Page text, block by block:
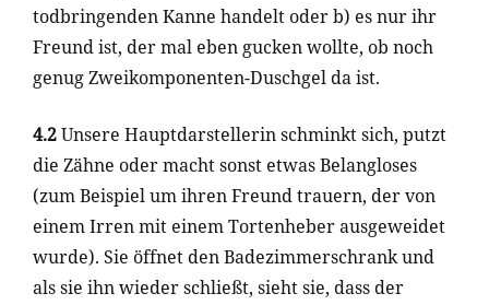
todbringenden Kanne handelt oder b) es nur ihr
Freund ist, der mal eben gucken wollte, ob noch
genug Zweikomponenten-Duschgel da ist.
4.2Unsere Hauptdarstellerin schminkt sich, putzt
die Zähne oder macht sonst etwas Belangloses
(zum Beispiel um ihren Freund trauern, der von
einem Irren mit einem Tortenheber ausgeweidet
wurde). Sie öffnet den Badezimmerschrank und
als sie ihn wieder schließt, sieht sie, dass der